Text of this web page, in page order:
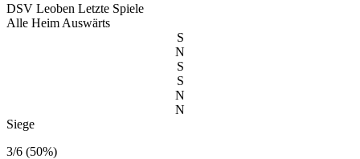
DSV Leoben Letzte Spiele
Alle Heim Auswärts
S
N
S
S
N
N
Siege
3/6 (50%)